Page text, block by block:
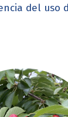
del uso